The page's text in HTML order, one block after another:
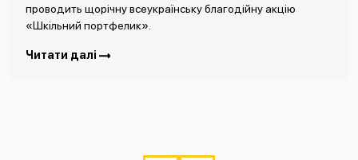
проводить щорічну всеукраїнську благодійну акцію
«Шкільний портфелик».
Читати далі